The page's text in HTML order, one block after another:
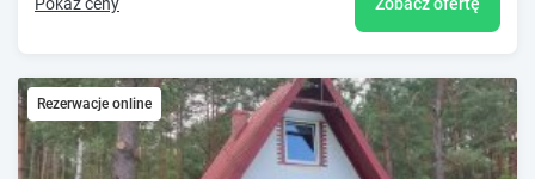
Rezerwacje online